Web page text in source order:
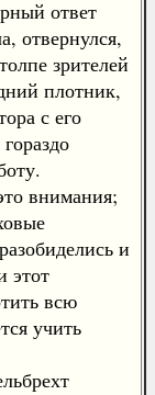
ответ
отвернулся,
зрителей
плотник,
с его
внимания;
и
этот
всю
учить